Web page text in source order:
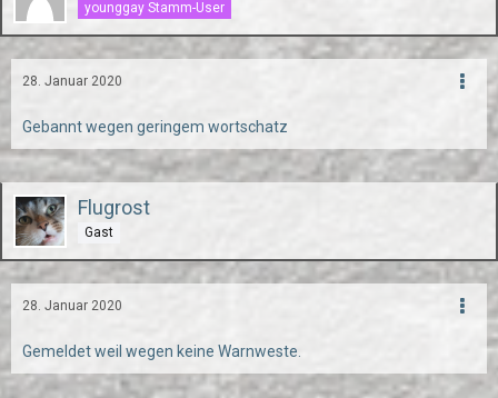
younggay Stamm-User
28. Januar 2020
Gebannt wegen geringem wortschatz
Flugrost
Gast
28. Januar 2020
Gemeldet weil wegen keine Warnweste.